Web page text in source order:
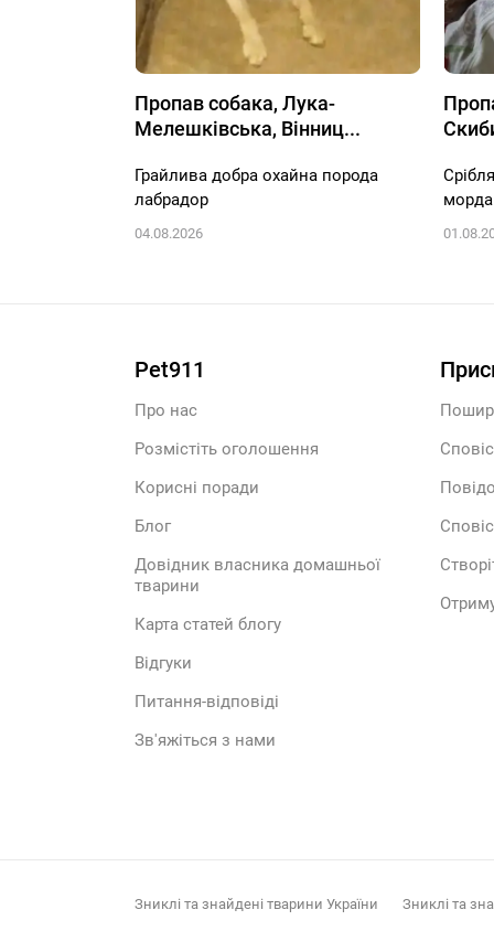
Пропав собака, Лука-
Мелешківська, Вінниц...
Грайлива добра охайна порода
лабрадор
04.08.2026
Pet911
Про нас
Розмістіть оголошення
Корисні поради
Блог
Довідник власника домашньої
тварини
Карта статей блогу
Відгуки
Питання-відповіді
Зв'яжіться з нами
Зниклі та знайдені тварини України Зниклі та